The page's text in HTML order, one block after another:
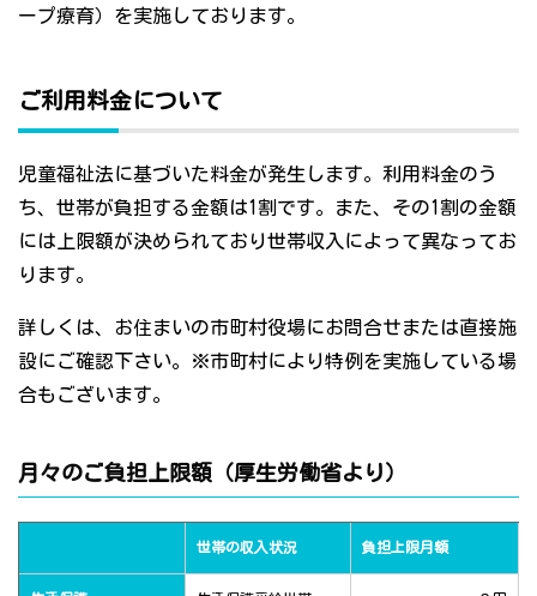
ープ療育）を実施しております。
ご利用料金について
児童福祉法に基づいた料金が発生します。利用料金のう
ち、世帯が負担する金額は1割です。また、その1割の金額
には上限額が決められており世帯収入によって異なってお
ります。
詳しくは、お住まいの市町村役場にお問合せまたは直接施
設にご確認下さい。※市町村により特例を実施している場
合もございます。
月々のご負担上限額（厚生労働省より）
世帯の収入状況 負担上限月額